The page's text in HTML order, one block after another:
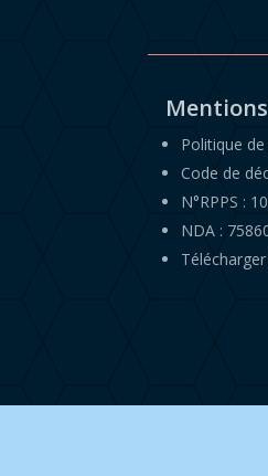
Politique
Code de
N°RPPS :
NDA :